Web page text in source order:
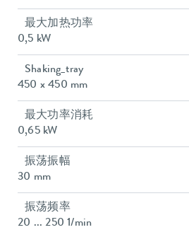
最大加热功率
0,5 kW
Shaking_tray
450 x 450 mm
最大功率消耗
0,65 kW
振荡振幅
30 mm
振荡频率
20 ... 250 1/min